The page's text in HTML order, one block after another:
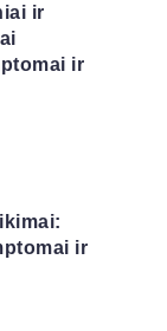
ir
ir
ir